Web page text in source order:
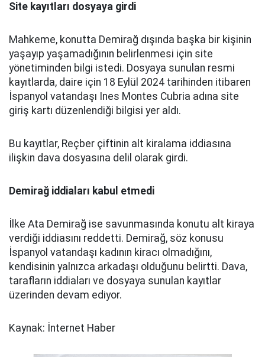
Site kayıtları dosyaya girdi
Mahkeme, konutta Demirağ dışında başka bir kişinin
yaşayıp yaşamadığının belirlenmesi için site
yönetiminden bilgi istedi. Dosyaya sunulan resmi
kayıtlarda, daire için 18 Eylül 2024 tarihinden itibaren
İspanyol vatandaşı Ines Montes Cubria adına site
giriş kartı düzenlendiği bilgisi yer aldı.
Bu kayıtlar, Reçber çiftinin alt kiralama iddiasına
ilişkin dava dosyasına delil olarak girdi.
Demirağ iddiaları kabul etmedi
İlke Ata Demirağ ise savunmasında konutu alt kiraya
verdiği iddiasını reddetti. Demirağ, söz konusu
İspanyol vatandaşı kadının kiracı olmadığını,
kendisinin yalnızca arkadaşı olduğunu belirtti. Dava,
tarafların iddiaları ve dosyaya sunulan kayıtlar
üzerinden devam ediyor.
Kaynak: İnternet Haber